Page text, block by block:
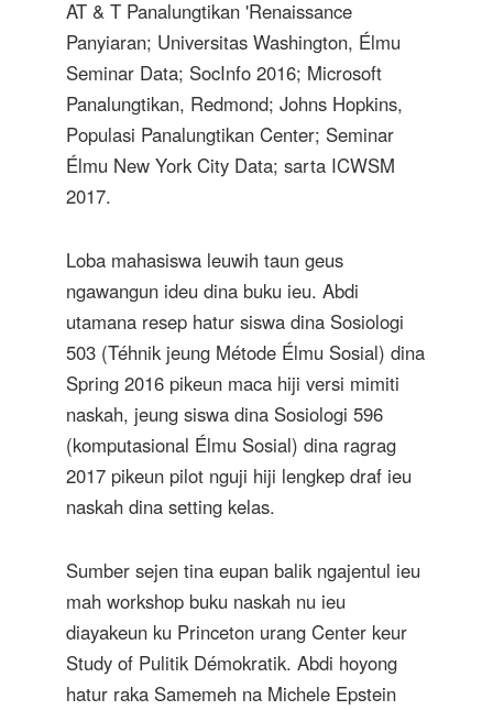
AT & T Panalungtikan 'Renaissance
Panyiaran; Universitas Washington, Élmu
Seminar Data; SocInfo 2016; Microsoft
Panalungtikan, Redmond; Johns Hopkins,
Populasi Panalungtikan Center; Seminar
Élmu New York City Data; sarta ICWSM
2017.
Loba mahasiswa leuwih taun geus
ngawangun ideu dina buku ieu. Abdi
utamana resep hatur siswa dina Sosiologi
503 (Téhnik jeung Métode Élmu Sosial) dina
Spring 2016 pikeun maca hiji versi mimiti
naskah, jeung siswa dina Sosiologi 596
(komputasional Élmu Sosial) dina ragrag
2017 pikeun pilot nguji hiji lengkep draf ieu
naskah dina setting kelas.
Sumber sejen tina eupan balik ngajentul ieu
mah workshop buku naskah nu ieu
diayakeun ku Princeton urang Center keur
Study of Pulitik Démokratik. Abdi hoyong
hatur raka Samemeh na Michele Epstein